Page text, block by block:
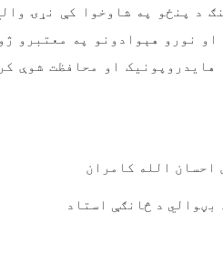
د پنځو په شاوخوا کې نړۍ
نورو هېوادونو په معتبرو
هایدروپونیک او محافظت شوې
احسان الله کامران
بڼوالي د څانګې استاد